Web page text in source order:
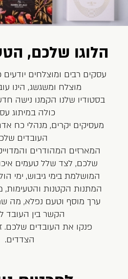
זכור אותי
משתמש
הלוגו שלכם,
עסקים רבים ומוצלחים
מוצלח ומשגשג, הינו
בסטודיו שלנו הקמנו נישה
כולה במיתוג
מעסיקים יקרים, מנהלי כח
העובדים
המארזים המהודרים
שלכם, לצד שלל טעמים
המושלמת בימי גיבוש, ימי
המתנות הקטנות
ערך מוסף וטעם נפלא, מה
הקשר בין העובד
פנקו את העובדים שלכם.
הצדדים.